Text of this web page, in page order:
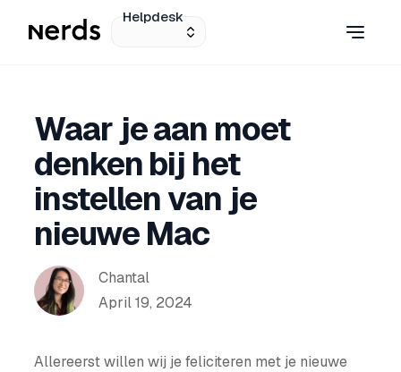
Helpdesk
Waar je aan moet
denken bij het
instellen van je
nieuwe Mac
Chantal
April 19, 2024
Allereerst willen wij je feliciteren met je nieuwe